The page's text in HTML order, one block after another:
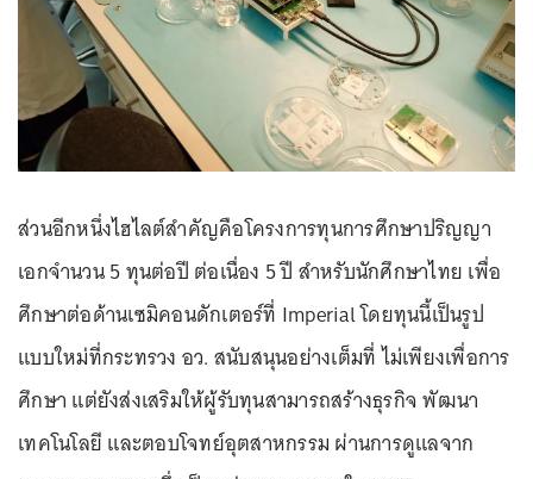
ส่วนอีกหนึ่งไฮไลต์สำคัญคือโครงการทุนการศึกษาปริญญา
เอกจำนวน 5 ทุนต่อปี ต่อเนื่อง 5 ปี สำหรับนักศึกษาไทย เพื่อ
ศึกษาต่อด้านเซมิคอนดักเตอร์ที่ Imperial โดยทุนนี้เป็นรูป
แบบใหม่ที่กระทรวง อว. สนับสนุนอย่างเต็มที่ ไม่เพียงเพื่อการ
ศึกษา แต่ยังส่งเสริมให้ผู้รับทุนสามารถสร้างธุรกิจ พัฒนา
เทคโนโลยี และตอบโจทย์อุตสาหกรรม ผ่านการดูแลจาก